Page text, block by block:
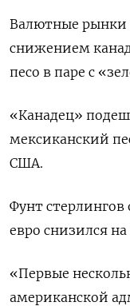
Валютные рынки
снижением
песо в паре с
«Канадец»
мексиканский
США.
Фунт стерлингов
евро снизился на
«Первые
американской